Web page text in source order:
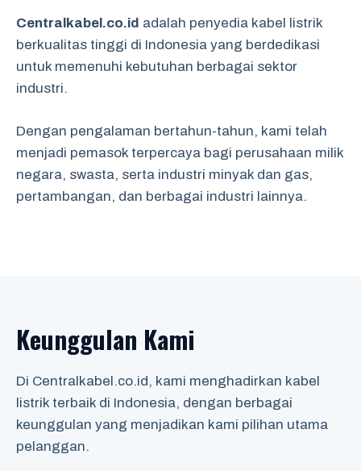
Centralkabel.co.id adalah penyedia kabel listrik
berkualitas tinggi di Indonesia yang berdedikasi
untuk memenuhi kebutuhan berbagai sektor
industri.
Dengan pengalaman bertahun-tahun, kami telah
menjadi pemasok terpercaya bagi perusahaan milik
negara, swasta, serta industri minyak dan gas,
pertambangan, dan berbagai industri lainnya.
Keunggulan Kami
Di Centralkabel.co.id, kami menghadirkan kabel
listrik terbaik di Indonesia, dengan berbagai
keunggulan yang menjadikan kami pilihan utama
pelanggan.